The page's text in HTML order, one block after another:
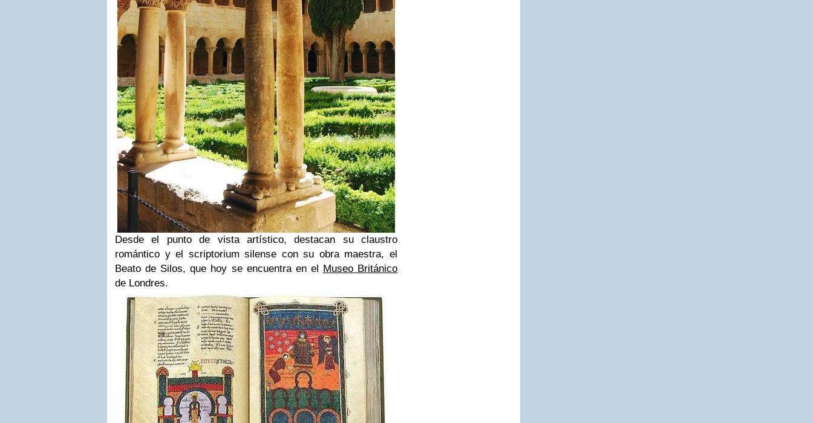
Desde el punto de vista artístico, destacan su claustro
romántico y el scriptorium silense con su obra maestra, el
Beato de Silos, que hoy se encuentra en el Museo Británico
de Londres.